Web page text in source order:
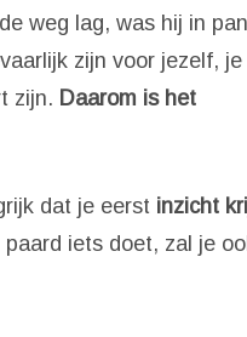
weg lag, was hij in
zijn voor jezelf, je
zijn. Daarom is het
dat je eerst inzicht
iets doet, zal je